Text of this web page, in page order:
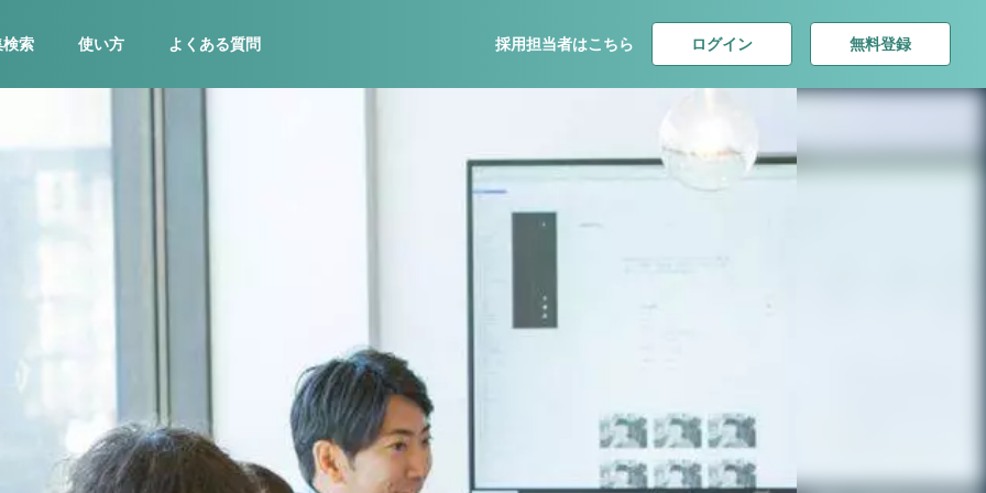
検索 使い方 よくある質問 採用担当者はこちら ログイン 無料登録